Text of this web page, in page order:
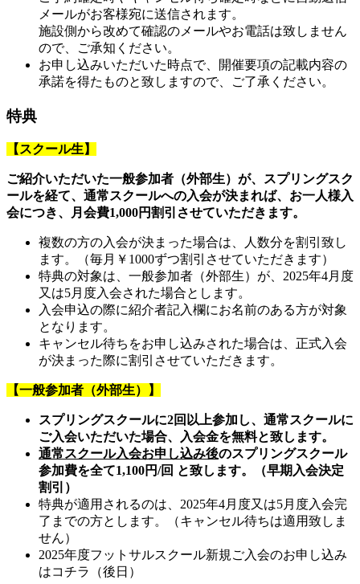
メールがお客様宛に送信されます。
施設側から改めて確認のメールやお電話は致しません
ので、ご承知ください。
お申し込みいただいた時点で、開催要項の記載内容の
承諾を得たものと致しますので、ご了承ください。
特典
【スクール生】
ご紹介いただいた一般参加者（外部生）が、スプリングスク
ールを経て、通常スクールへの入会が決まれば、お一人様入
会につき、月会費1,000円割引させていただきます。
複数の方の入会が決まった場合は、人数分を割引致し
ます。（毎月￥1000ずつ割引させていただきます）
特典の対象は、一般参加者（外部生）が、2025年4月度
又は5月度入会された場合とします。
入会申込の際に紹介者記入欄にお名前のある方が対象
となります。
キャンセル待ちをお申し込みされた場合は、正式入会
が決まった際に割引させていただきます。
【一般参加者（外部生）】
スプリングスクールに2回以上参加し、通常スクールに
ご入会いただいた場合、入会金を無料と致します。
通常スクール入会お申し込み後のスプリングスクール
参加費を全て1,100円/回 と致します。（早期入会決定
割引）
特典が適用されるのは、2025年4月度又は5月度入会完
了までの方とします。（キャンセル待ちは適用致しま
せん）
2025年度フットサルスクール新規ご入会のお申し込み
はコチラ（後日）